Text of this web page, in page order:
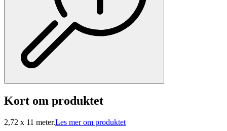
Kort om produktet
2,72 x 11 meter.Les mer om produktet